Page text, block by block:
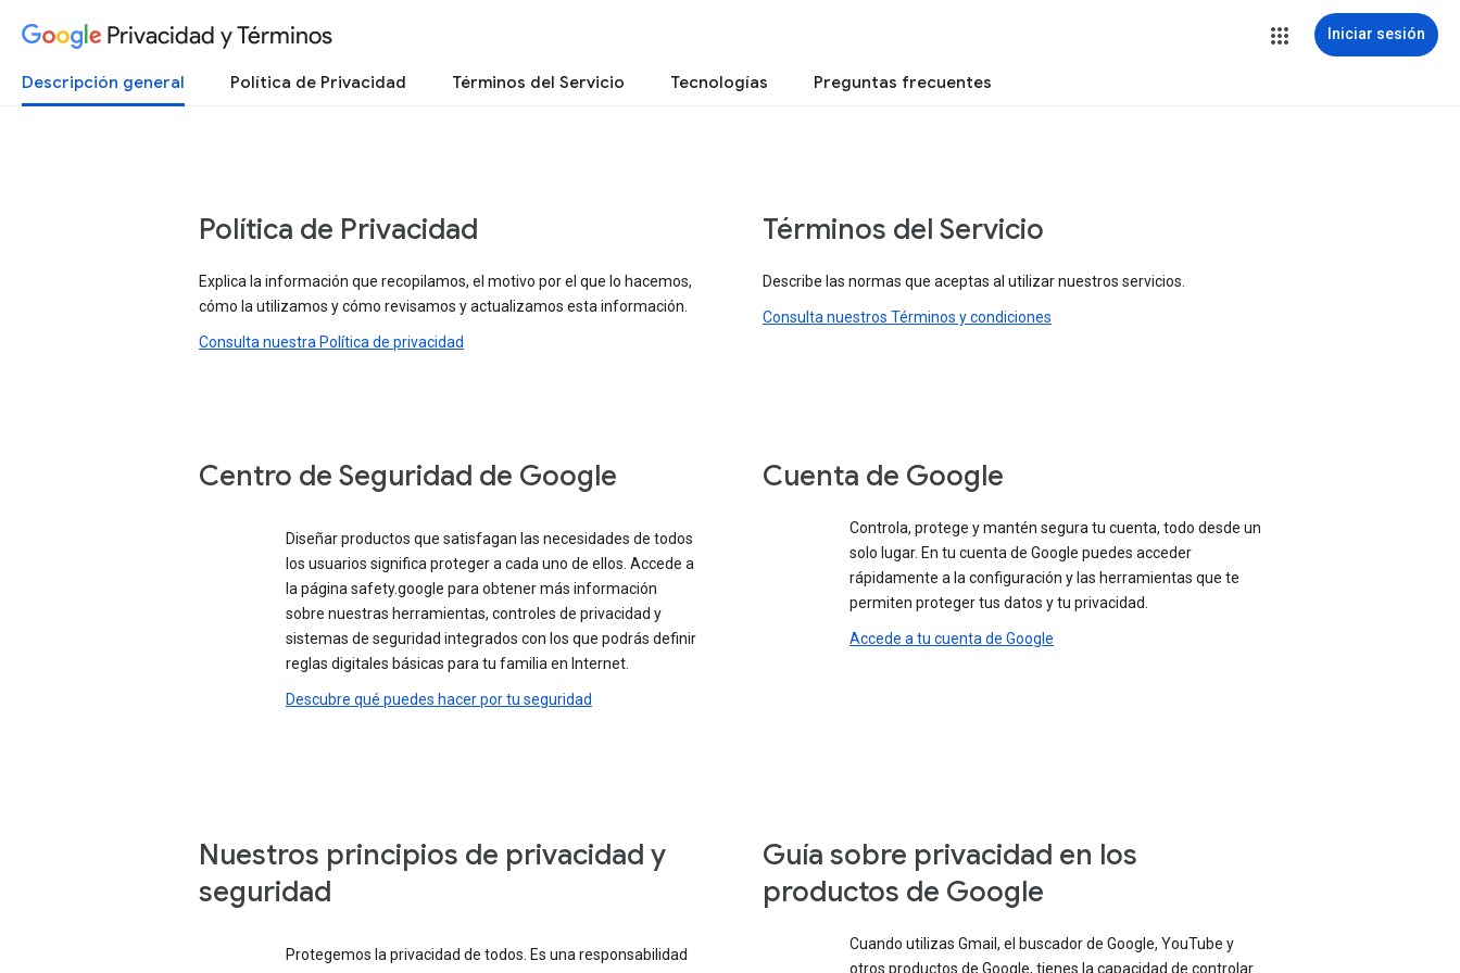
Privacidad y Términos Iniciar sesión
Descripción general Política de Privacidad Términos del Servicio Tecnologías Preguntas frecuentes
Política de Privacidad
Explica la información que recopilamos, el motivo por el que lo hacemos,
cómo la utilizamos y cómo revisamos y actualizamos esta información.
Consulta nuestra Política de privacidad
Términos del Servicio
Describe las normas que aceptas al utilizar nuestros servicios.
Consulta nuestros Términos y condiciones
Centro de Seguridad de Google
Diseñar productos que satisfagan las necesidades de todos
los usuarios significa proteger a cada uno de ellos. Accede a
la página safety.google para obtener más información
sobre nuestras herramientas, controles de privacidad y
sistemas de seguridad integrados con los que podrás definir
reglas digitales básicas para tu familia en Internet.
Descubre qué puedes hacer por tu seguridad
Cuenta de Google
Controla, protege y mantén segura tu cuenta, todo desde un
solo lugar. En tu cuenta de Google puedes acceder
rápidamente a la configuración y las herramientas que te
permiten proteger tus datos y tu privacidad.
Accede a tu cuenta de Google
Nuestros principios de privacidad y
seguridad
Protegemos la privacidad de todos. Es una responsabilidad
Guía sobre privacidad en los
productos de Google
Cuando utilizas Gmail, el buscador de Google, YouTube y
otros productos de Google, tienes la capacidad de controlar